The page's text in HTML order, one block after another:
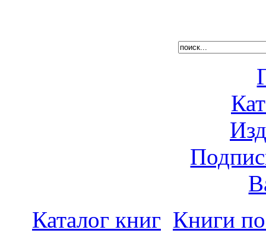
Каталог книг Книги